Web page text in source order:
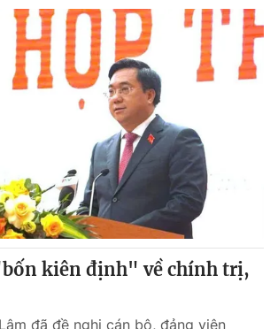
kiên định" về chính trị,
đã đề nghị cán bộ, đảng viên